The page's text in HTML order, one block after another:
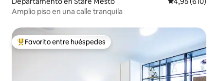
Amplio piso en una calle tranquila
Favorito entre los huéspedes más destacados
Favorito entre huéspedes